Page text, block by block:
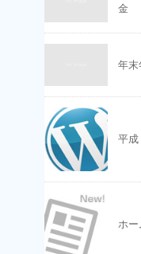
金
年末
平
ホー